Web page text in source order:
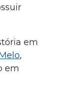
em
,
em